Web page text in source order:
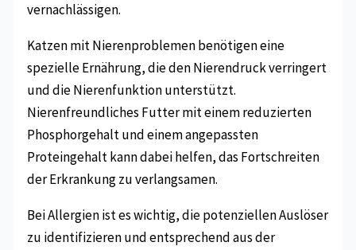
vernachlässigen.
Katzen mit Nierenproblemen benötigen eine
spezielle Ernährung, die den Nierendruck verringert
und die Nierenfunktion unterstützt.
Nierenfreundliches Futter mit einem reduzierten
Phosphorgehalt und einem angepassten
Proteingehalt kann dabei helfen, das Fortschreiten
der Erkrankung zu verlangsamen.
Bei Allergien ist es wichtig, die potenziellen Auslöser
zu identifizieren und entsprechend aus der